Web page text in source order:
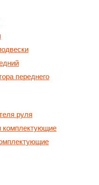
переднего
руля
комплектующие